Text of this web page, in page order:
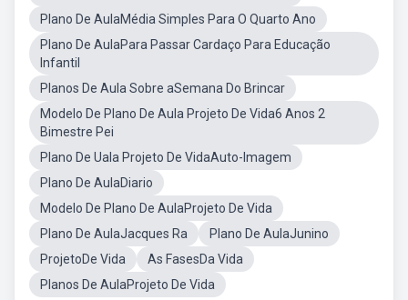
Plano De AulaMédia Simples Para O Quarto Ano
Plano De AulaPara Passar Cardaço Para Educação
Infantil
Planos De Aula Sobre aSemana Do Brincar
Modelo De Plano De Aula Projeto De Vida6 Anos 2
Bimestre Pei
Plano De Uala Projeto De VidaAuto-Imagem
Plano De AulaDiario
Modelo De Plano De AulaProjeto De Vida
Plano De AulaJacques Ra
Plano De AulaJunino
ProjetoDe Vida
As FasesDa Vida
Planos De AulaProjeto De Vida